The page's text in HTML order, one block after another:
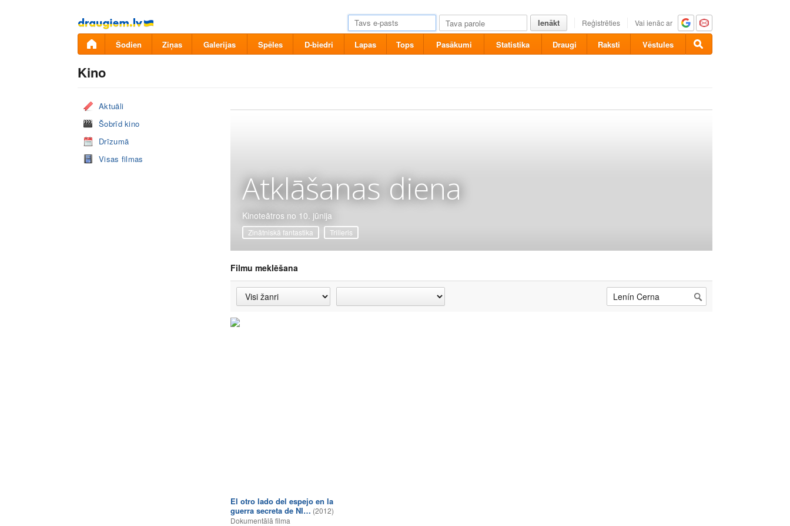
Pāriet
uz
saturu
Ienākt Reģistrēties Vai ienāc ar
Šodien Ziņas Galerijas Spēles D-biedri Lapas Tops Pasākumi Statistika Draugi Raksti Vēstules
Kino
Aktuāli
Šobrīd kino
Drīzumā
Visas filmas
Atklāšanas diena
Kinoteātros no 10. jūnija
Zinātniskā fantastika Trilleris
Filmu meklēšana
El otro lado del espejo en la
guerra secreta de NI… (2012)
Dokumentālā filma